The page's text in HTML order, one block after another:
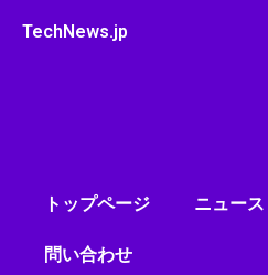
TechNews.jp
トップページ ニュース
問い合わせ